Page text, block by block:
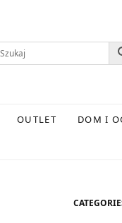
OUTLET DOM I